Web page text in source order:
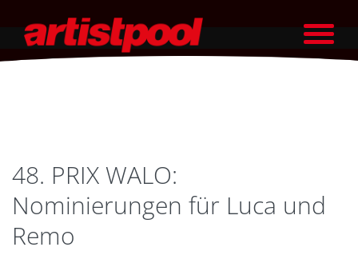
48. PRIX WALO:
Nominierungen für Luca und
Remo